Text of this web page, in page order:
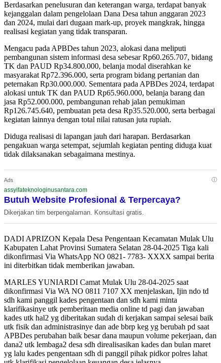
Berdasarkan penelusuran dan keterangan warga, terdapat banyak
kejanggalan dalam pengelolaan Dana Desa tahun anggaran 2023
dan 2024, mulai dari dugaan mark-up, proyek mangkrak, hingga
realisasi kegiatan yang tidak transparan.
Mengacu pada APBDes tahun 2023, alokasi dana meliputi
pembangunan sistem informasi desa sebesar Rp60.265.707, bidang
TK dan PAUD Rp34.800.000, belanja modal diserahkan ke
masyarakat Rp72.396.000, serta program bidang pertanian dan
peternakan Rp30.000.000. Sementara pada APBDes 2024, terdapat
alokasi untuk TK dan PAUD Rp65.960.000, belanja barang dan
jasa Rp52.000.000, pembangunan rehab jalan pemukiman
Rp126.745.640, pembuatan peta desa Rp35.520.000, serta berbagai
kegiatan lainnya dengan total nilai ratusan juta rupiah.
Diduga realisasi di lapangan jauh dari harapan. Berdasarkan
pengakuan warga setempat, sejumlah kegiatan penting diduga kuat
tidak dilaksanakan sebagaimana mestinya.
Ads ⓘ
assyifateknologinusantara.com
Butuh Website Profesional & Terpercaya?
Dikerjakan tim berpengalaman. Konsultasi gratis.
DADI APRIZON Kepala Desa Pengentaan Kecamatan Mulak Ulu
Kabupaten Lahat Provinsi Sumatera Selatan 28-04-2025 Tiga kali
dikonfirmasi Via WhatsApp NO 0821- 7783- XXXX sampai berita
ini diterbitkan tidak memberikan jawaban.
MARLES YUNIARDI Camat Mulak Ulu 28-04-2025 saat
dikonfirmasi Via WA NO 0811 7107 XX menjelaskan, Ijin ndo td
sdh kami panggil kades pengentaan dan sdh kami minta
klarifikasinye utk pemberitaan media online td pagi dan jawaban
kades utk hal2 yg diberitakan sudah di kerjakan sampai selesai baik
utk fisik dan administrasinye dan ade bbrp keg yg berubah pd saat
APBDes perubahan baik besar dana maupun volume pekerjaan, dan
dana2 utk lembaga2 desa sdh direalisasikan kades dan bulan maret
yg lalu kades pengentaan sdh di panggil pihak pidkor polres lahat